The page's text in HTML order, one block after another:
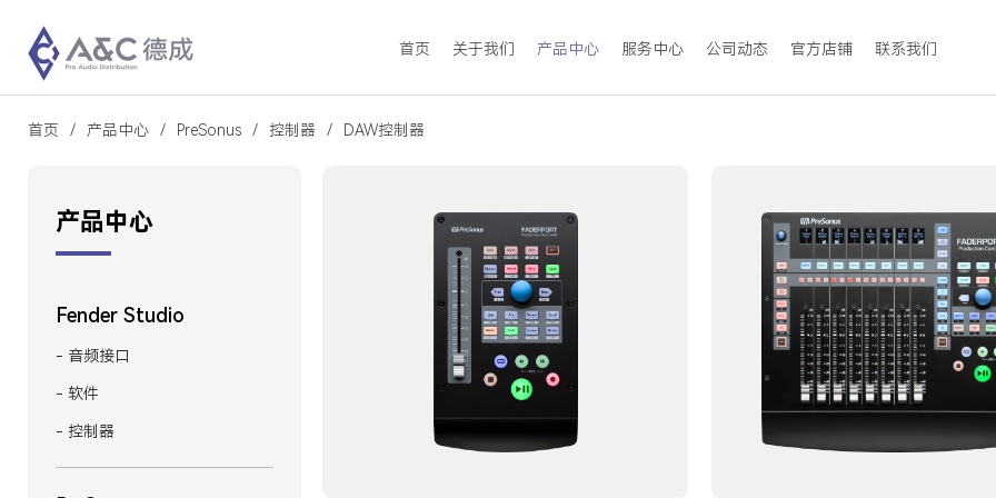
首页 关于我们 产品中心 服务中心 公司动态 官方店铺 联系我们
首页 产品中心 PreSonus 控制器 DAW控制器
产品中心
Fender Studio
- 音频接口
- 软件
- 控制器